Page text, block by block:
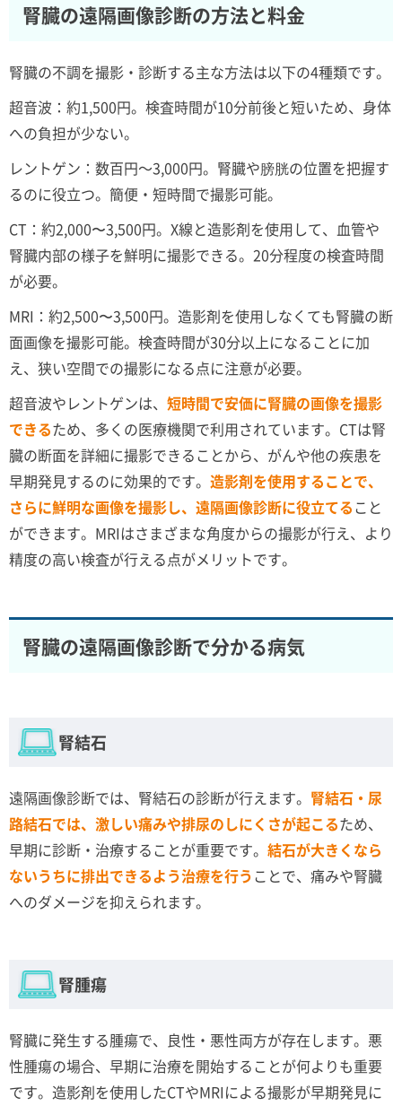
腎臓の遠隔画像診断の方法と料金
腎臓の不調を撮影・診断する主な方法は以下の4種類です。
超音波：約1,500円。検査時間が10分前後と短いため、身体
への負担が少ない。
レントゲン：数百円～3,000円。腎臓や膀胱の位置を把握す
るのに役立つ。簡便・短時間で撮影可能。
CT：約2,000〜3,500円。X線と造影剤を使用して、血管や
腎臓内部の様子を鮮明に撮影できる。20分程度の検査時間
が必要。
MRI：約2,500〜3,500円。造影剤を使用しなくても腎臓の断
面画像を撮影可能。検査時間が30分以上になることに加
え、狭い空間での撮影になる点に注意が必要。
超音波やレントゲンは、 短時間で安価に腎臓の画像を撮影
できるため、多くの医療機関で利用されています。CTは腎
臓の断面を詳細に撮影できることから、がんや他の疾患を
早期発見するのに効果的です。 造影剤を使用することで、
さらに鮮明な画像を撮影し、遠隔画像診断に役立てること
ができます。MRIはさまざまな角度からの撮影が行え、より
精度の高い検査が行える点がメリットです。
腎臓の遠隔画像診断で分かる病気
腎結石
遠隔画像診断では、腎結石の診断が行えます。 腎結石・尿
路結石では、激しい痛みや排尿のしにくさが起こるため、
早期に診断・治療することが重要です。 結石が大きくなら
ないうちに排出できるよう治療を行うことで、痛みや腎臓
へのダメージを抑えられます。
腎腫瘍
腎臓に発生する腫瘍で、良性・悪性両方が存在します。悪
性腫瘍の場合、早期に治療を開始することが何よりも重要
です。造影剤を使用したCTやMRIによる撮影が早期発見に